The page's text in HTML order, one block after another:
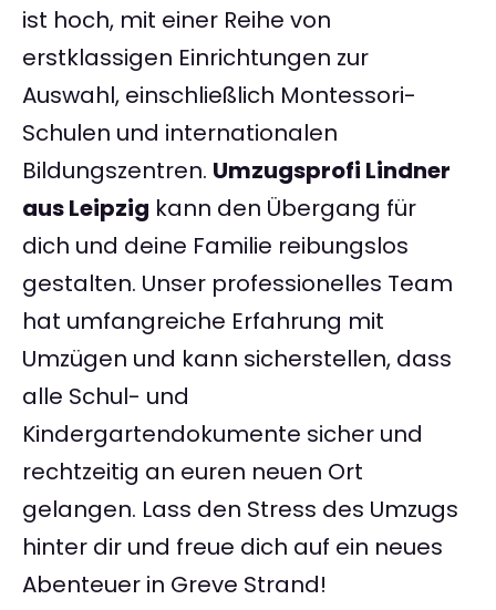
ist hoch, mit einer Reihe von
erstklassigen Einrichtungen zur
Auswahl, einschließlich Montessori-
Schulen und internationalen
Bildungszentren. Umzugsprofi Lindner
aus Leipzig kann den Übergang für
dich und deine Familie reibungslos
gestalten. Unser professionelles Team
hat umfangreiche Erfahrung mit
Umzügen und kann sicherstellen, dass
alle Schul- und
Kindergartendokumente sicher und
rechtzeitig an euren neuen Ort
gelangen. Lass den Stress des Umzugs
hinter dir und freue dich auf ein neues
Abenteuer in Greve Strand!